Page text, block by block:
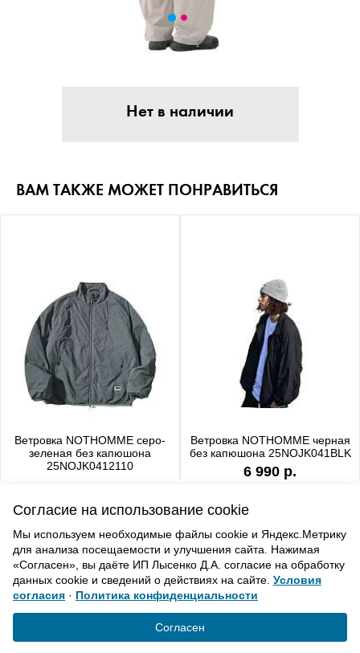
Нет в наличии
ВАМ ТАКЖЕ МОЖЕТ ПОНРАВИТЬСЯ
Ветровка NOTHOMME серо-
зеленая без капюшона
25NOJK0412110
Ветровка NOTHOMME черная
без капюшона 25NOJK041BLK
6 990 р.
Согласие на использование cookie
Мы используем необходимые файлы cookie и Яндекс.Метрику
для анализа посещаемости и улучшения сайта. Нажимая
«Согласен», вы даёте ИП Лысенко Д.А. согласие на обработку
данных cookie и сведений о действиях на сайте. Условия
согласия · Политика конфиденциальности
Согласен